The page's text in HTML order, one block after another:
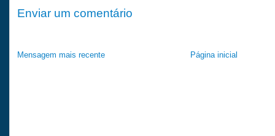
Enviar um comentário
Mensagem mais recente Página inicial